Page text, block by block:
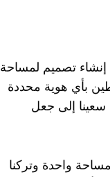
تصميم لمساحة
بأي هوية محددة
إلى جعل
واحدة وتركنا